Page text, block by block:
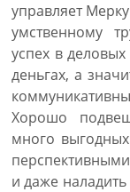
управляет
умственному
успех в
деньгах, а
Хорошо
много
и даже